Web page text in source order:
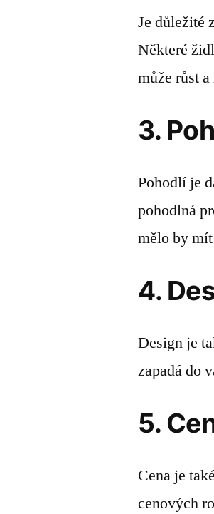
Je důležité
Některé
může růst
3.
Pohodlí je
pohodlná
mělo by
4.
Design je
zapadá do
5.
Cena je
cenových